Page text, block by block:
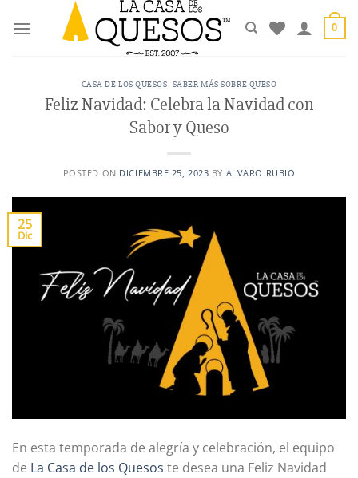
0
CASA DE LOS QUESOS, SABER MÁS SOBRE QUESO
Feliz Navidad: Celebra la Navidad con
Sabor y Queso
POSTED ON DICIEMBRE 25, 2023 BY ALVARO RUBIO
25
Dic
En esta temporada de alegría y celebración, el equipo
de La Casa de los Quesos te desea una Feliz Navidad